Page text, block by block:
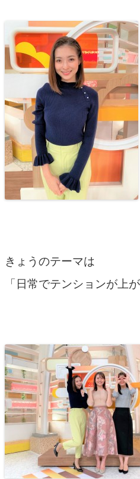
きょうのテーマは
「日常でテンションが上